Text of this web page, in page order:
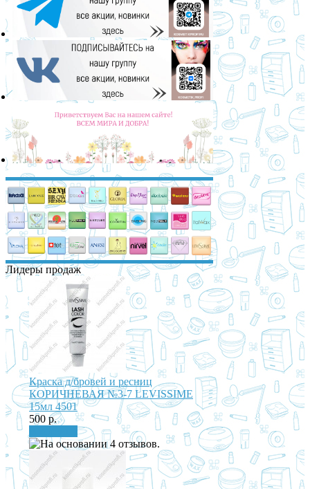
Лидеры продаж
Краска д/бровей и ресниц
КОРИЧНЕВАЯ №3-7 LEVISSIME
15мл 4501
500 р.